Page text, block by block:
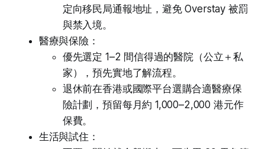
定向移民局通報地址，避免 Overstay 被罰
與禁入境。
醫療與保險：
優先選定 1–2 間信得過的醫院（公立＋私
家），預先實地了解流程。
退休前在香港或國際平台選購合適醫療保
險計劃，預留每月約 1,000–2,000 港元作
保費。
生活與試住：